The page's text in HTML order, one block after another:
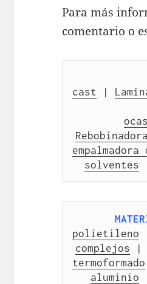
Para más
comentario o
cast |
solventes
polietileno
complejos |
termoformado
aluminio